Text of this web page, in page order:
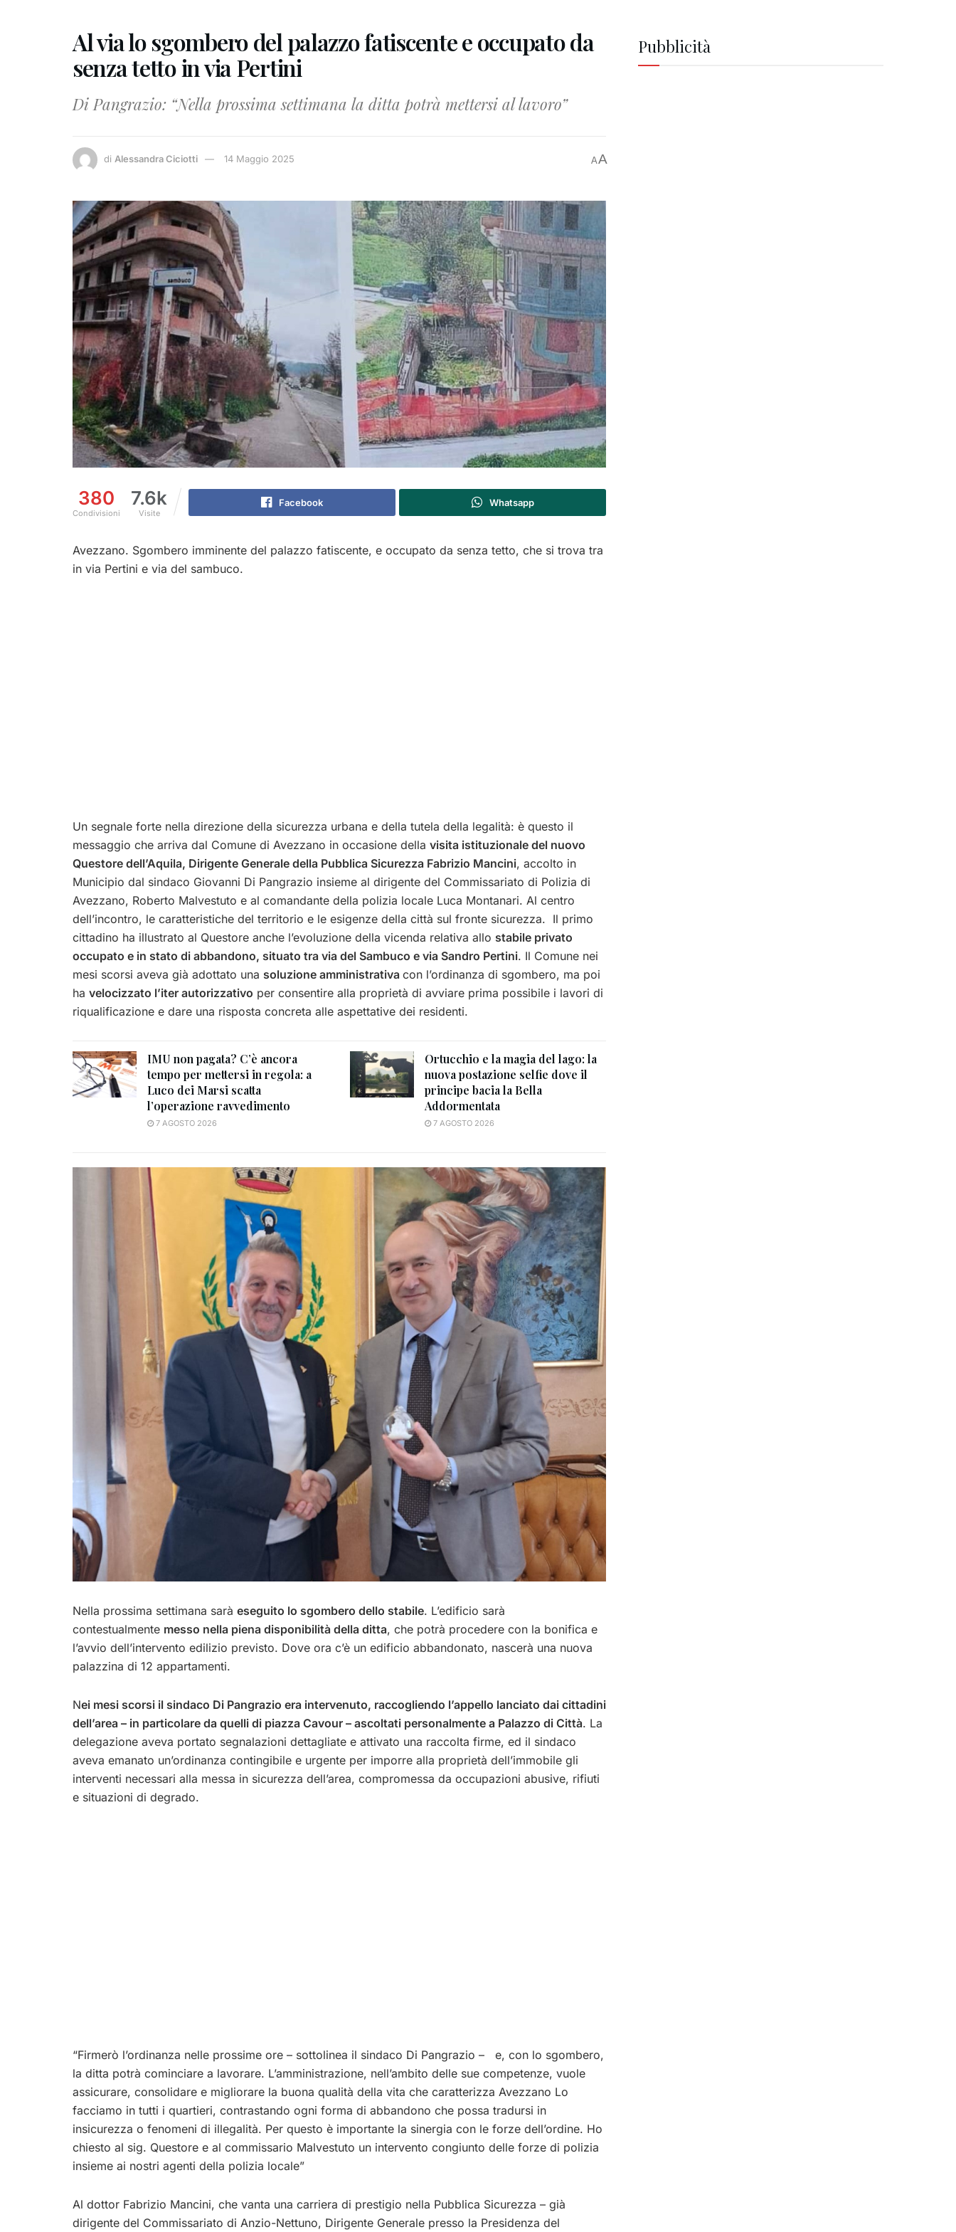
Al via lo sgombero del palazzo fatiscente e occupato da
senza tetto in via Pertini
Di Pangrazio: “Nella prossima settimana la ditta potrà mettersi al lavoro”
di Alessandra Ciciotti 14 Maggio 2025 AA
380
Condivisioni
7.6k
Visite
Facebook Whatsapp
Avezzano. Sgombero imminente del palazzo fatiscente, e occupato da senza tetto, che si trova tra
in via Pertini e via del sambuco.
Un segnale forte nella direzione della sicurezza urbana e della tutela della legalità: è questo il
messaggio che arriva dal Comune di Avezzano in occasione della visita istituzionale del nuovo
Questore dell’Aquila, Dirigente Generale della Pubblica Sicurezza Fabrizio Mancini, accolto in
Municipio dal sindaco Giovanni Di Pangrazio insieme al dirigente del Commissariato di Polizia di
Avezzano, Roberto Malvestuto e al comandante della polizia locale Luca Montanari. Al centro
dell’incontro, le caratteristiche del territorio e le esigenze della città sul fronte sicurezza. Il primo
cittadino ha illustrato al Questore anche l’evoluzione della vicenda relativa allo stabile privato
occupato e in stato di abbandono, situato tra via del Sambuco e via Sandro Pertini. Il Comune nei
mesi scorsi aveva già adottato una soluzione amministrativa con l’ordinanza di sgombero, ma poi
ha velocizzato l’iter autorizzativo per consentire alla proprietà di avviare prima possibile i lavori di
riqualificazione e dare una risposta concreta alle aspettative dei residenti.
IMU non pagata? C’è ancora
tempo per mettersi in regola: a
Luco dei Marsi scatta
l’operazione ravvedimento
7 AGOSTO 2026
Ortucchio e la magia del lago: la
nuova postazione selfie dove il
principe bacia la Bella
Addormentata
7 AGOSTO 2026
Nella prossima settimana sarà eseguito lo sgombero dello stabile. L’edificio sarà
contestualmente messo nella piena disponibilità della ditta, che potrà procedere con la bonifica e
l’avvio dell’intervento edilizio previsto. Dove ora c’è un edificio abbandonato, nascerà una nuova
palazzina di 12 appartamenti.
Nei mesi scorsi il sindaco Di Pangrazio era intervenuto, raccogliendo l’appello lanciato dai cittadini
dell’area – in particolare da quelli di piazza Cavour – ascoltati personalmente a Palazzo di Città. La
delegazione aveva portato segnalazioni dettagliate e attivato una raccolta firme, ed il sindaco
aveva emanato un’ordinanza contingibile e urgente per imporre alla proprietà dell’immobile gli
interventi necessari alla messa in sicurezza dell’area, compromessa da occupazioni abusive, rifiuti
e situazioni di degrado.
“Firmerò l’ordinanza nelle prossime ore – sottolinea il sindaco Di Pangrazio – e, con lo sgombero,
la ditta potrà cominciare a lavorare. L’amministrazione, nell’ambito delle sue competenze, vuole
assicurare, consolidare e migliorare la buona qualità della vita che caratterizza Avezzano Lo
facciamo in tutti i quartieri, contrastando ogni forma di abbandono che possa tradursi in
insicurezza o fenomeni di illegalità. Per questo è importante la sinergia con le forze dell’ordine. Ho
chiesto al sig. Questore e al commissario Malvestuto un intervento congiunto delle forze di polizia
insieme ai nostri agenti della polizia locale”
Al dottor Fabrizio Mancini, che vanta una carriera di prestigio nella Pubblica Sicurezza – già
dirigente del Commissariato di Anzio-Nettuno, Dirigente Generale presso la Presidenza del
Pubblicità